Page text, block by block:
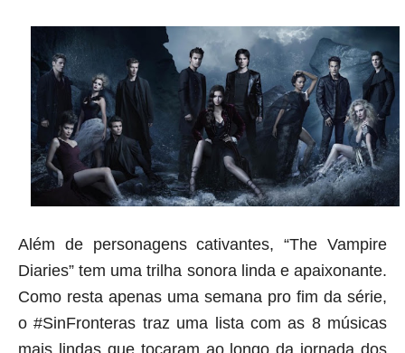
Além de personagens cativantes, “The Vampire
Diaries” tem uma trilha sonora linda e apaixonante.
Como resta apenas uma semana pro fim da série,
o#SinFronteras traz uma lista com as 8 músicas